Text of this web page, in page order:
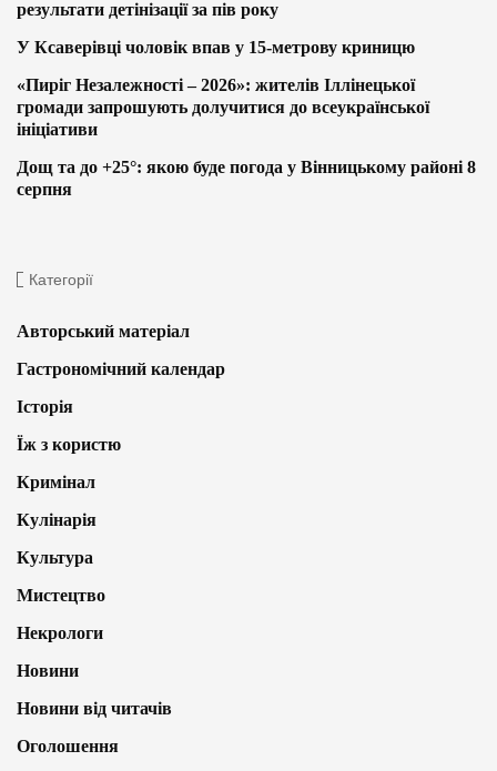
результати детінізації за пів року
У Ксаверівці чоловік впав у 15-метрову криницю
«Пиріг Незалежності – 2026»: жителів Іллінецької
громади запрошують долучитися до всеукраїнської
ініціативи
Дощ та до +25°: якою буде погода у Вінницькому районі 8
серпня
Категорії
Авторський матеріал
Гастрономічний календар
Історія
Їж з користю
Кримінал
Кулінарія
Культура
Мистецтво
Некрологи
Новини
Новини від читачів
Оголошення